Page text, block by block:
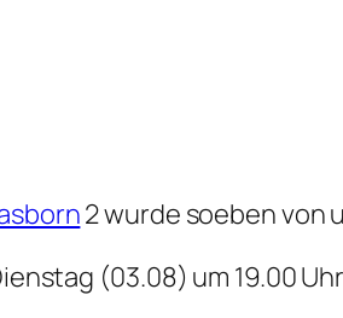
2 wurde soeben von
(03.08) um 19.00